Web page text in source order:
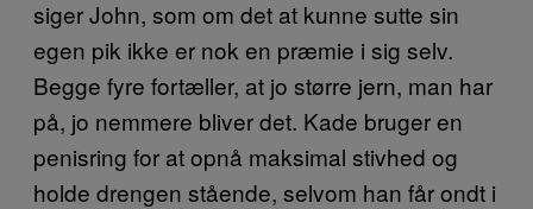
siger John, som om det at kunne sutte sin
egen pik ikke er nok en præmie i sig selv.
Begge fyre fortæller, at jo større jern, man har
på, jo nemmere bliver det. Kade bruger en
penisring for at opnå maksimal stivhed og
holde drengen stående, selvom han får ondt i